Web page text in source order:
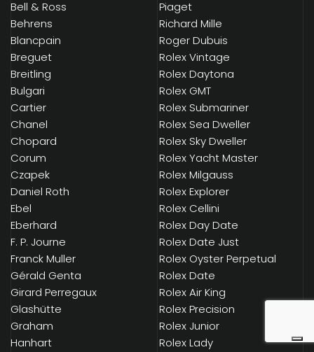
Bell & Ross
Behrens
Blancpain
Breguet
Breitling
Bulgari
Cartier
Chanel
Chopard
Corum
Czapek
Daniel Roth
Ebel
Eberhard
F. P. Journe
Franck Muller
Gérald Genta
Girard Perregaux
Glashütte
Graham
Hanhart
Piaget
Richard Mille
Roger Dubuis
Rolex Vintage
Rolex Daytona
Rolex GMT
Rolex Submariner
Rolex Sea Dweller
Rolex Sky Dweller
Rolex Yacht Master
Rolex Milgauss
Rolex Explorer
Rolex Cellini
Rolex Day Date
Rolex Date Just
Rolex Oyster Perpetual
Rolex Date
Rolex Air King
Rolex Precision
Rolex Junior
Rolex Lady